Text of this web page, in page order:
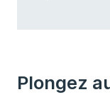
Plongez